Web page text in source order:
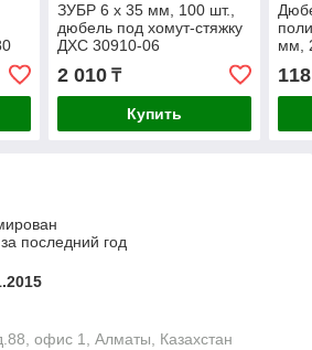
ЗУБР 6 x 35 мм, 100 шт.,
дюбель под хомут-стяжку
ДХС 30910-06
2 010₸
Купить
мм,
118
последний год
офис 1, Алматы, Казахстан